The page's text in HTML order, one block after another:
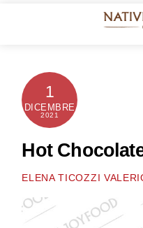
1
DICEMBRE
2021
Hot
ELENA TICOZZI